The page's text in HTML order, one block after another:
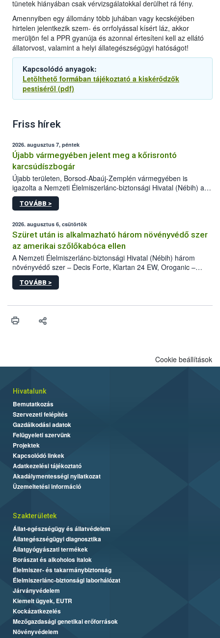
tünetek hiányában csak vérvizsgálatokkal derülhet rá fény.
Amennyiben egy állomány több juhában vagy kecskéjében
hirtelen jelentkezik szem- és orrfolyással kísért láz, akkor
merüljön fel a PPR gyanúja és azonnal értesíteni kell az ellátó
állatorvost, valamint a helyi állategészségügyi hatóságot!
Kapcsolódó anyagok:
Letölthető formában tájékoztató a kiskérődzők
pestiséről (pdf)
Friss hírek
2026. augusztus 7, péntek
Újabb vármegyében jelent meg a kőrisrontó
karcsúdíszbogár
Újabb területen, Borsod-Abaúj-Zemplén vármegyében is
igazolta a Nemzeti Élelmiszerlánc-biztonsági Hivatal (Nébih) a
kőrisrontó karcsúdíszbogár (Agrilus planipennis) jelenlétét. A
kártevőt nem csak színcsapdában találták meg, de már fertőzött
az intenzív felderítést, emellett az intézkedéseket a szlovák
hatósággal is összehangolják a terjedés megállítása érdekében.
TOVÁBB >
2026. augusztus 6, csütörtök
Szüret után is alkalmazható három növényvédő szer
az amerikai szőlőkabóca ellen
A Nemzeti Élelmiszerlánc-biztonsági Hivatal (Nébih) három
növényvédő szer – Decis Forte, Klartan 24 EW, Oroganic –
engedélyokiratát módosította, így azok a szüretet követően,
egészen a vesszőérettség (BBCH 91) stádiumáig
érésű szőlőkben is legyen lehetőség a károsító elleni további
felhasználók számára is elérhető és ökológiai termesztésben is
TOVÁBB >
Cookie beállítások
Hivatalunk
Bemutatkozás
Szervezeti felépítés
Gazdálkodási adatok
Felügyeleti szervünk
Projektek
Kapcsolódó linkek
Adatkezelési tájékoztató
Akadálymentességi nyilatkozat
Üzemeltetési információ
Szakterületek
Állat-egészségügy és állatvédelem
Állategészségügyi diagnosztika
Állatgyógyászati termékek
Borászat és alkoholos italok
Élelmiszer- és takarmánybiztonság
Élelmiszerlánc-biztonsági laborhálózat
Járványvédelem
Kiemelt ügyek, EUTR
Kockázatkezelés
Mezőgazdasági genetikai erőforrások
Növényvédelem